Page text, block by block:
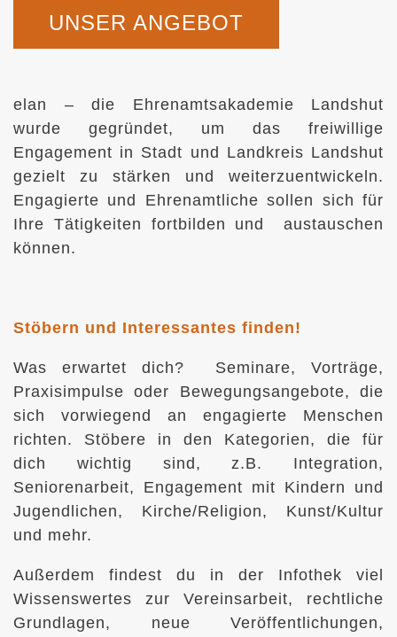
UNSER ANGEBOT
elan – die Ehrenamtsakademie Landshut
wurde gegründet, um das freiwillige
Engagement in Stadt und Landkreis Landshut
gezielt zu stärken und weiterzuentwickeln.
Engagierte und Ehrenamtliche sollen sich für
Ihre Tätigkeiten fortbilden und austauschen
können.
Stöbern und Interessantes finden!
Was erwartet dich? Seminare, Vorträge,
Praxisimpulse oder Bewegungsangebote, die
sich vorwiegend an engagierte Menschen
richten. Stöbere in den Kategorien, die für
dich wichtig sind, z.B. Integration,
Seniorenarbeit, Engagement mit Kindern und
Jugendlichen, Kirche/Religion, Kunst/Kultur
und mehr.
Außerdem findest du in der Infothek viel
Wissenswertes zur Vereinsarbeit, rechtliche
Grundlagen, neue Veröffentlichungen,